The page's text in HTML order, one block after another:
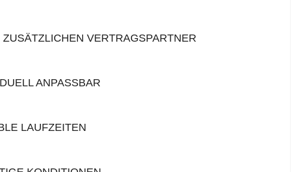
ZUSÄTZLICHEN VERTRAGSPARTNER
ANPASSBAR
LAUFZEITEN